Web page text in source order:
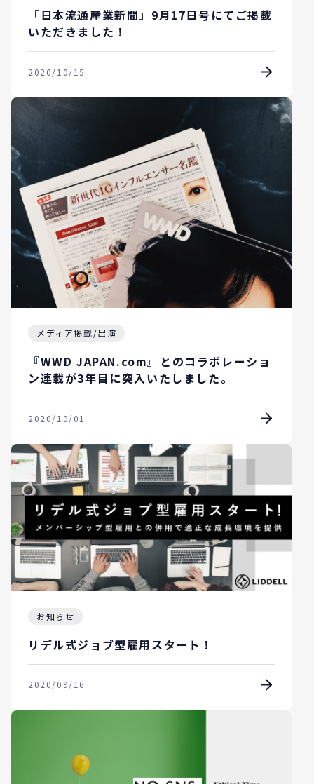
「日本流通産業新聞」9月17日号にてご掲載
いただきました！
2020/10/15
メディア掲載/出演
『WWD JAPAN.com』とのコラボレーショ
ン連載が3年目に突入いたしました。
2020/10/01
お知らせ
リデル式ジョブ型雇用スタート！
2020/09/16